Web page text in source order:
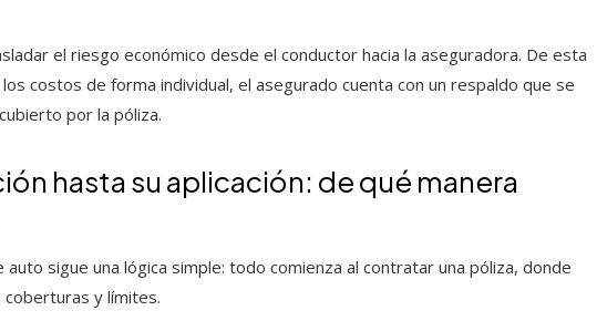
el riesgo económico desde el conductor hacia la aseguradora. De esta
costos de forma individual, el asegurado cuenta con un respaldo que se
por la póliza.
hasta su aplicación: de qué manera
sigue una lógica simple: todo comienza al contratar una póliza, donde
coberturas y límites.